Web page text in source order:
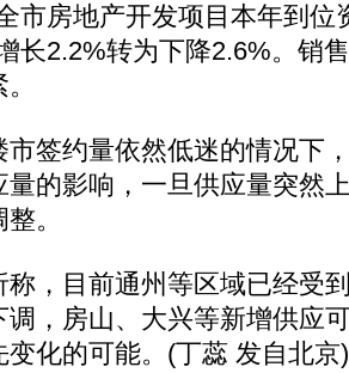
市房地产开发项目本年到位
长2.2%转为下降2.6%。销
约量依然低迷的情况下
量的影响，一旦供应量突然
。
目前通州等区域已经受
调，房山、大兴等新增供应
化的可能。(丁蕊 发自北京)